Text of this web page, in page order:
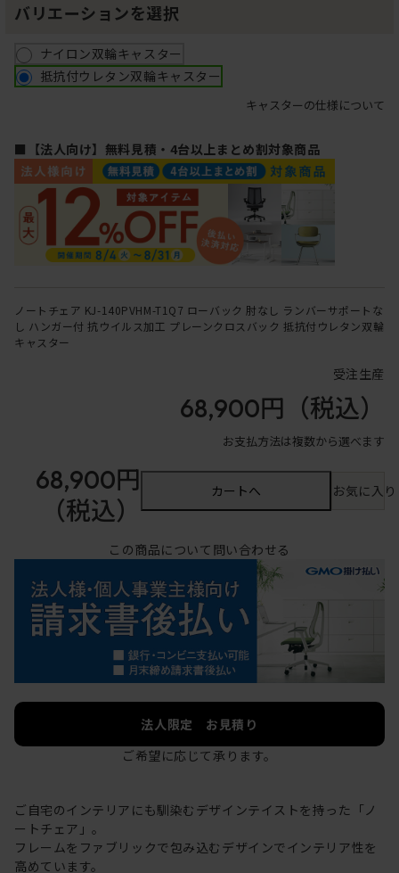
バリエーションを選択
ナイロン双輪キャスター
抵抗付ウレタン双輪キャスター
キャスターの仕様について
■【法人向け】無料見積・4台以上まとめ割対象商品
ノートチェア KJ-140PVHM-T1Q7 ローバック 肘なし ランバーサポートな
し ハンガー付 抗ウイルス加工 プレーンクロスバック 抵抗付ウレタン双輪
キャスター
受注生産
68,900円 （税込）
お支払方法は複数から選べます
68,900円
（税込）
カートへ お気に入
この商品について問い合わせる
法人限定 お見積り
ご希望に応じて承ります。
ご自宅のインテリアにも馴染むデザインテイストを持った「ノ
ートチェア」。
フレームをファブリックで包み込むデザインでインテリア性を
高めています。